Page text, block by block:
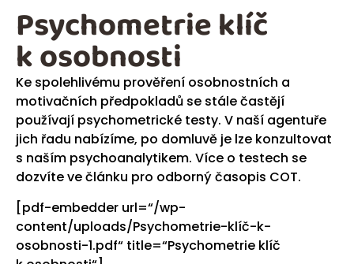
Ke spolehlivému prověření osobnostních a
motivačních předpokladů se stále častějí
používají psychometrické testy. V naší agentuře
jich řadu nabízíme, po domluvě je lze konzultovat
s naším psychoanalytikem. Více o testech se
dozvíte ve článku pro odborný časopis COT.
[pdf-embedder url=“/wp-
content/uploads/Psychometrie-klíč-k-
osobnosti-1.pdf“ title=“Psychometrie klíč
Psychometrie klíč
k osobnosti